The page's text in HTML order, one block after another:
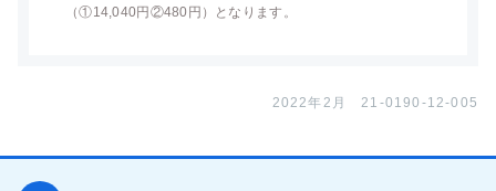
（①14,040円②480円）となります。
2022年2月 21-0190-12-005